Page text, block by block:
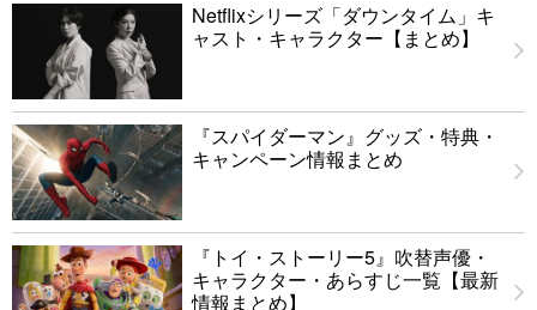
Netflixシリーズ「ダウンタイム」キ
ャスト・キャラクター【まとめ】
『スパイダーマン』グッズ・特典・
キャンペーン情報まとめ
『トイ・ストーリー5』吹替声優・
キャラクター・あらすじ一覧【最新
情報まとめ】